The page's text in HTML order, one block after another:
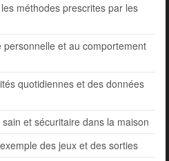
méthodes prescrites par les
et au comportement
quotidiennes et des données
et sécuritaire dans la maison
des jeux et des sorties